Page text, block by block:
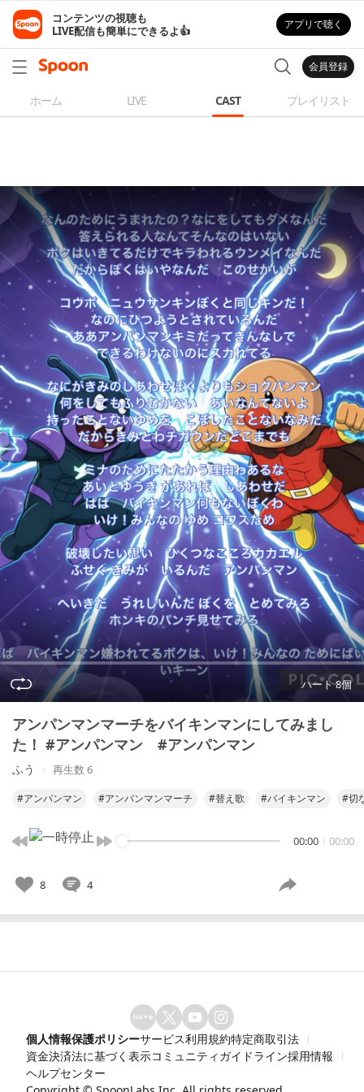
コンテンツの視聴も
LIVE配信も簡単にできるよ👍
アプリで聴く
会員登録
ホーム LIVE CAST プレイリスト
ハート 8個
アンパンマンマーチをバイキンマンにしてみまし
た！ #アンパンマン #アンパンマン
ふう 再生数 6
#アンパンマン #アンパンマンマーチ #替え歌 #バイキンマン #切
00:00 00:00
8 4
個人情報保護ポリシーサービス利用規約特定商取引法
資金決済法に基づく表示コミュニティガイドライン採用情報
ヘルプセンター